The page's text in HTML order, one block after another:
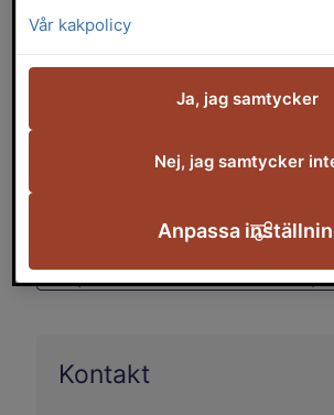
förstoringar, böcker samt ett
Låna minneslådor
Utställningar i miniformat -
en pärm eller ladda ner
Kontakt
Vår kakpolicy
Ja, jag samtycker
Nej, jag samtycker
Anpassa